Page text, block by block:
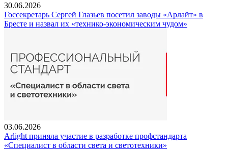
30.06.2026
Госсекретарь Сергей Глазьев посетил заводы «Арлайт» в
Бресте и назвал их «технико-экономическим чудом»
03.06.2026
Arlight приняла участие в разработке профстандарта
«Специалист в области света и светотехники»